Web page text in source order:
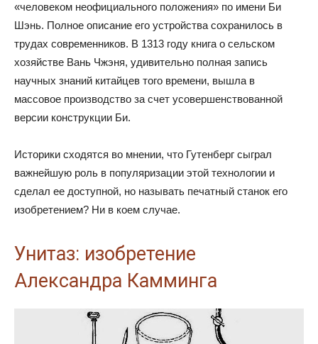
«человеком неофициального положения» по имени Би
Шэнь. Полное описание его устройства сохранилось в
трудах современников. В 1313 году книга о сельском
хозяйстве Вань Чжэня, удивительно полная запись
научных знаний китайцев того времени, вышла в
массовое производство за счет усовершенствованной
версии конструкции Би.
Историки сходятся во мнении, что Гутенберг сыграл
важнейшую роль в популяризации этой технологии и
сделал ее доступной, но называть печатный станок его
изобретением? Ни в коем случае.
Унитаз: изобретение
Александра Камминга